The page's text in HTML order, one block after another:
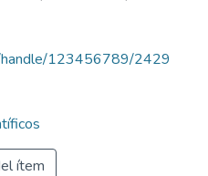
handle/123456789/2429
ítem